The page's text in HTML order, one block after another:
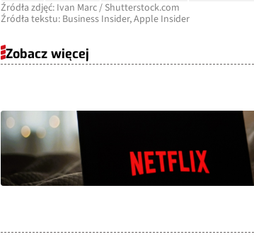
Źródła zdjęć: Ivan Marc / Shutterstock.com
Źródła tekstu: Business Insider, Apple Insider
Zobacz więcej